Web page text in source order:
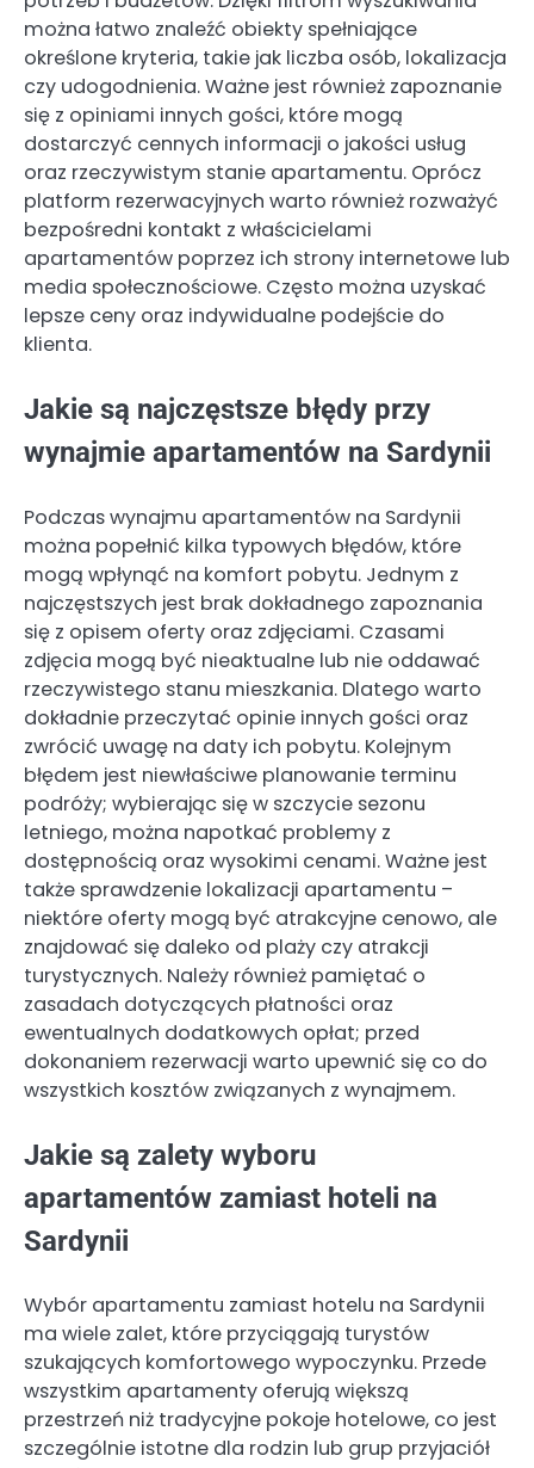
można łatwo znaleźć obiekty spełniające
określone kryteria, takie jak liczba osób, lokalizacja
czy udogodnienia. Ważne jest również zapoznanie
się z opiniami innych gości, które mogą
dostarczyć cennych informacji o jakości usług
oraz rzeczywistym stanie apartamentu. Oprócz
platform rezerwacyjnych warto również rozważyć
bezpośredni kontakt z właścicielami
apartamentów poprzez ich strony internetowe lub
media społecznościowe. Często można uzyskać
lepsze ceny oraz indywidualne podejście do
klienta.
Jakie są najczęstsze błędy przy
wynajmie apartamentów na Sardynii
Podczas wynajmu apartamentów na Sardynii
można popełnić kilka typowych błędów, które
mogą wpłynąć na komfort pobytu. Jednym z
najczęstszych jest brak dokładnego zapoznania
się z opisem oferty oraz zdjęciami. Czasami
zdjęcia mogą być nieaktualne lub nie oddawać
rzeczywistego stanu mieszkania. Dlatego warto
dokładnie przeczytać opinie innych gości oraz
zwrócić uwagę na daty ich pobytu. Kolejnym
błędem jest niewłaściwe planowanie terminu
podróży; wybierając się w szczycie sezonu
letniego, można napotkać problemy z
dostępnością oraz wysokimi cenami. Ważne jest
także sprawdzenie lokalizacji apartamentu –
niektóre oferty mogą być atrakcyjne cenowo, ale
znajdować się daleko od plaży czy atrakcji
turystycznych. Należy również pamiętać o
zasadach dotyczących płatności oraz
ewentualnych dodatkowych opłat; przed
dokonaniem rezerwacji warto upewnić się co do
wszystkich kosztów związanych z wynajmem.
Jakie są zalety wyboru
apartamentów zamiast hoteli na
Sardynii
Wybór apartamentu zamiast hotelu na Sardynii
ma wiele zalet, które przyciągają turystów
szukających komfortowego wypoczynku. Przede
wszystkim apartamenty oferują większą
przestrzeń niż tradycyjne pokoje hotelowe, co jest
szczególnie istotne dla rodzin lub grup przyjaciół